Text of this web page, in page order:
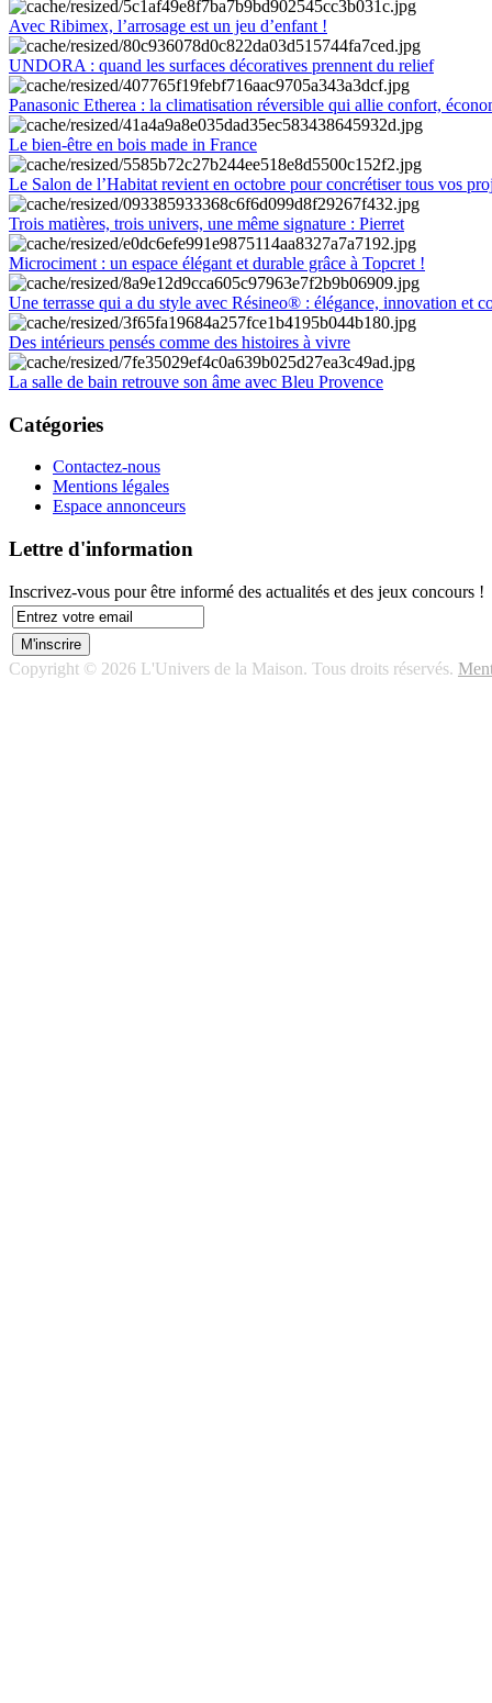
Avec Ribimex, l’arrosage est un jeu d’enfant !
UNDORA : quand les surfaces décoratives prennent du relief
Panasonic Etherea : la climatisation réversible qui allie confort,
Le bien-être en bois made in France
Le Salon de l’Habitat revient en octobre pour concrétiser tous vos
Trois matières, trois univers, une même signature : Pierret
Microciment : un espace élégant et durable grâce à Topcret !
Une terrasse qui a du style avec Résineo® : élégance, innovation et
Des intérieurs pensés comme des histoires à vivre
La salle de bain retrouve son âme avec Bleu Provence
Catégories
Contactez-nous
Mentions légales
Espace annonceurs
Lettre d'information
Inscrivez-vous pour être informé des actualités et des jeux concours !
Copyright © 2026 L'Univers de la Maison. Tous droits réservés.